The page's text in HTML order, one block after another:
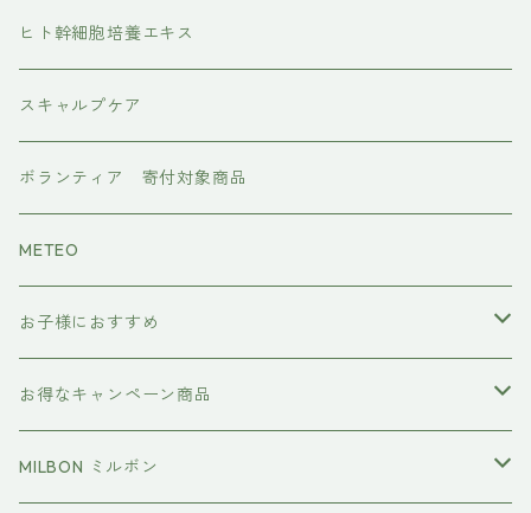
水素トリートメント
プレックスケア
CMCケア
ヘアアイロン
マグネット
ドライヤー
ワンダム
ヒト幹細胞培養エキス
スキャルプケア
ボランティア 寄付対象商品
METEO
お子様におすすめ
イクエイブ キッズ プリンセス
お得なキャンペーン商品
おすすめセット
MILBON ミルボン